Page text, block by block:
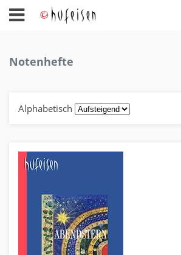
Notenhefte
Alphabetisch